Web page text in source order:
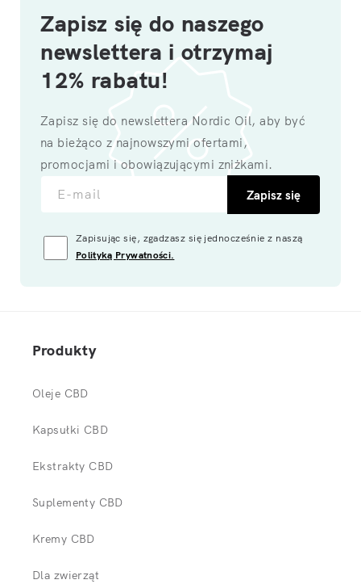
Zapisz się do naszego
newslettera i otrzymaj
12% rabatu!
Zapisz się do newslettera Nordic Oil, aby być
na bieżąco z najnowszymi ofertami,
promocjami i obowiązującymi zniżkami.
E-mail Zapisz się
Zapisując się, zgadzasz się jednocześnie z naszą
Polityką Prywatności.
Produkty
Oleje CBD
Kapsułki CBD
Ekstrakty CBD
Suplementy CBD
Kremy CBD
Dla zwierząt